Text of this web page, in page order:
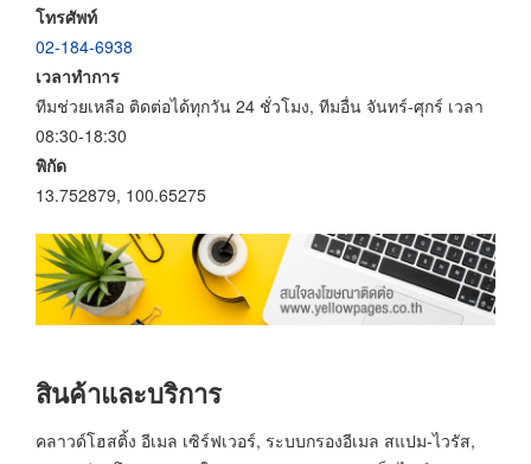
โทรศัพท์
02-184-6938
เวลาทำการ
ทีมช่วยเหลือ ติดต่อได้ทุกวัน 24 ชั่วโมง, ทีมอื่น จันทร์-ศุกร์ เวลา
08:30-18:30
พิกัด
13.752879, 100.65275
สินค้าและบริการ
คลาวด์โฮสติ้ง อีเมล เซิร์ฟเวอร์, ระบบกรองอีเมล สแปม-ไวรัส,